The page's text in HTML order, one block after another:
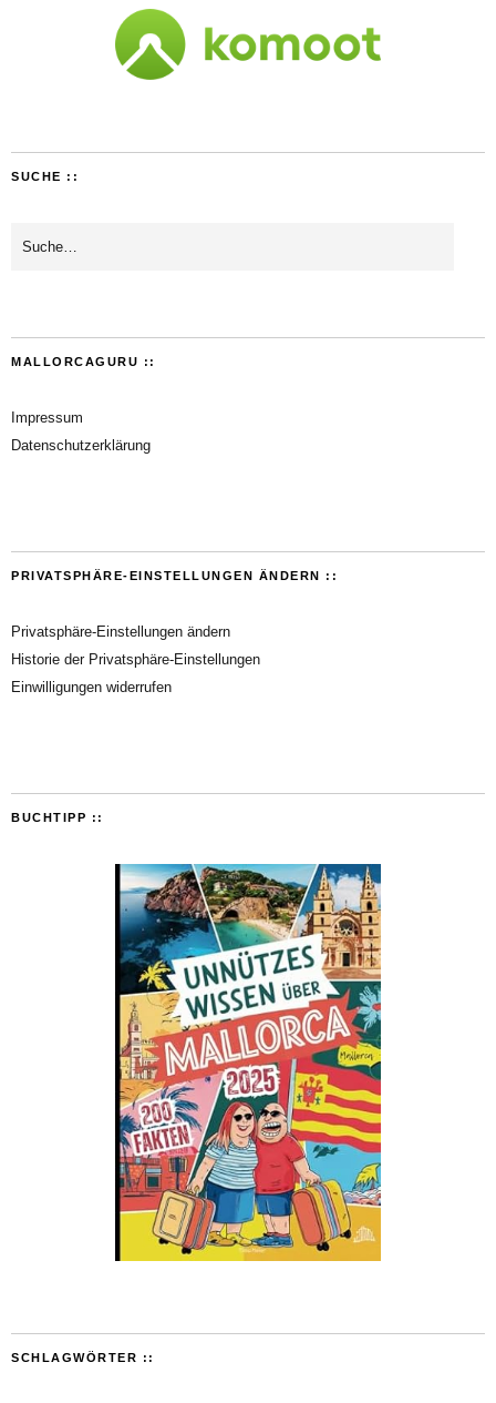
SUCHE ::
MALLORCAGURU ::
Impressum
Datenschutzerklärung
PRIVATSPHÄRE-EINSTELLUNGEN ÄNDERN ::
Privatsphäre-Einstellungen ändern
Historie der Privatsphäre-Einstellungen
Einwilligungen widerrufen
BUCHTIPP ::
SCHLAGWÖRTER ::